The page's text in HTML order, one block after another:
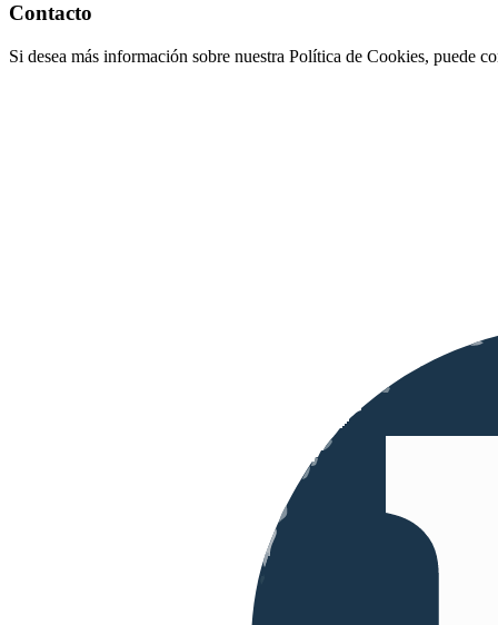
Contacto
Si desea más información sobre nuestra Política de Cookies, puede